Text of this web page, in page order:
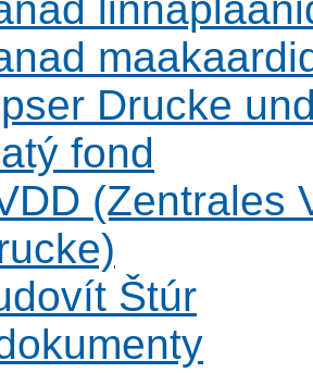
Drucke
fond
(Zentrales
Štúr